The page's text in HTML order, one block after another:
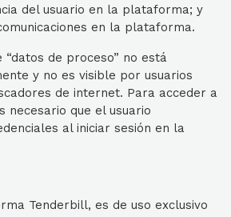
del usuario en la plataforma; y
en la plataforma.
de proceso” no está
y no es visible por usuarios
de internet. Para acceder a
necesario que el usuario
al iniciar sesión en la
Tenderbill, es de uso exclusivo